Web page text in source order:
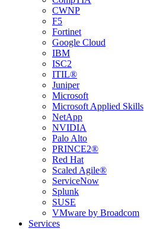
CWNP
F5
Fortinet
Google Cloud
IBM
ISC2
ITIL®
Juniper
Microsoft
Microsoft Applied Skills
NetApp
NVIDIA
Palo Alto
PRINCE2®
Red Hat
Scaled Agile®
ServiceNow
Splunk
SUSE
VMware by Broadcom
Services